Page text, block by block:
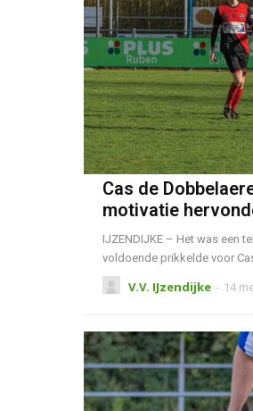
Cas de
motivatie
IJZENDIJKE – Het was een
voldoende prikkelde voor
V.V. IJzendijke - 14